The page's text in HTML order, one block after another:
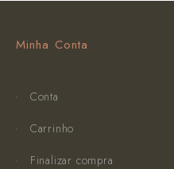
Minha Conta
Conta
Carrinho
Finalizar compra